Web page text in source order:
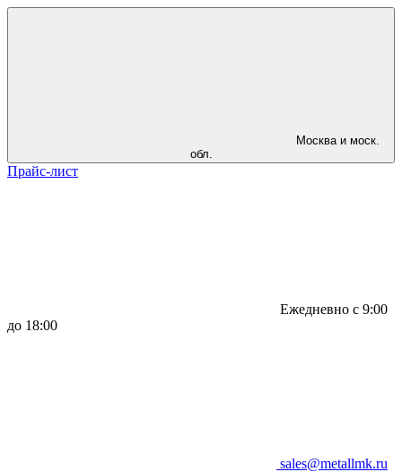
Москва и моск.
обл.
Прайс-лист
Ежедневно с 9:00
до 18:00
sales@metallmk.ru